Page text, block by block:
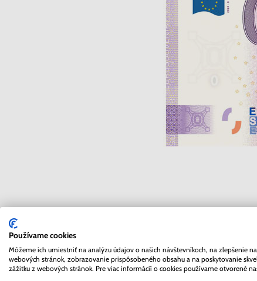
Zberateľstvo –
Poštové známky, listy,
Používame cookies
Môžeme ich umiestniť na analýzu údajov o našich návštevníkoch, na zlepšenie
webových stránok, zobrazovanie prispôsobeného obsahu a na poskytovanie
zážitku z webových stránok. Pre viac informácií o cookies používame otvorené